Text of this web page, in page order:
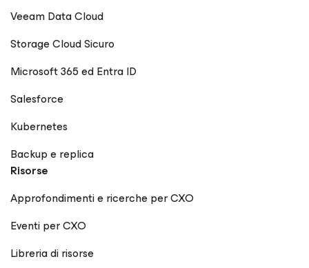
Veeam Data Cloud
Storage Cloud Sicuro
Microsoft 365 ed Entra ID
Salesforce
Kubernetes
Backup e replica
Risorse
Approfondimenti e ricerche per CXO
Eventi per CXO
Libreria di risorse